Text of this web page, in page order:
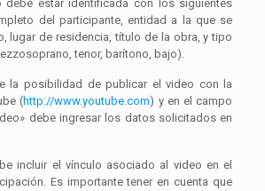
debe estar identificada con los siguientes
del participante, entidad a la que se
lugar de residencia, título de la obra, y tipo
tenor, barítono, bajo).
la posibilidad de publicar el video con la
(http://www.youtube.com) y en el campo
debe ingresar los datos solicitados en
incluir el vínculo asociado al video en el
Es importante tener en cuenta que